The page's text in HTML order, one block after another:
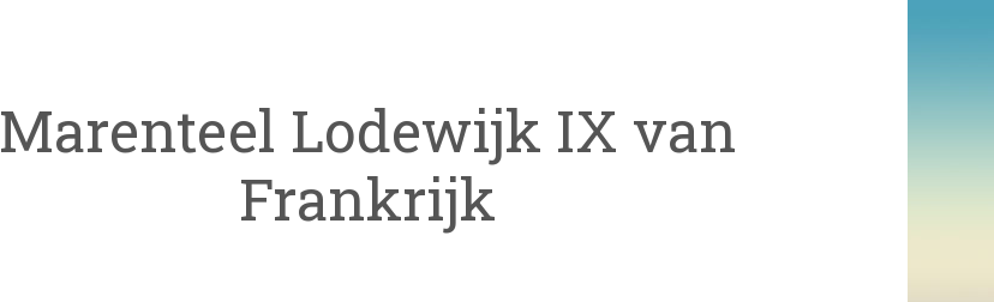
Marenteel Lodewijk IX van
Frankrijk